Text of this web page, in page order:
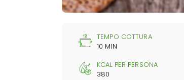
TEMPO COTTURA
10 MIN
KCAL PER PERSONA
380